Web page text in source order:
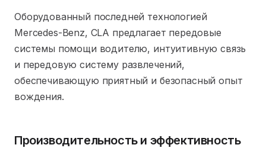
Оборудованный последней технологией
Mercedes-Benz, CLA предлагает передовые
системы помощи водителю, интуитивную связь
и передовую систему развлечений,
обеспечивающую приятный и безопасный опыт
вождения.
Производительность и эффективность